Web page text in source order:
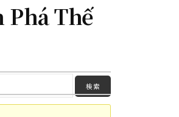
Phá Thế